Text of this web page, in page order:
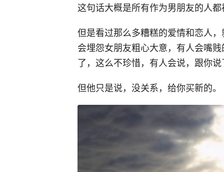
这句话大概是所有作为男朋友的人
但是看过那么多糟糕的爱情和恋人
会埋怨女朋友粗心大意，有人会嘴
了，这么不珍惜，有人会说，跟你
但他只是说，没关系，给你买新的。